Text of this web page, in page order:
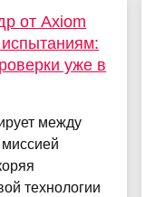
от Axiom
испытаниям:
уже в
между
технологии